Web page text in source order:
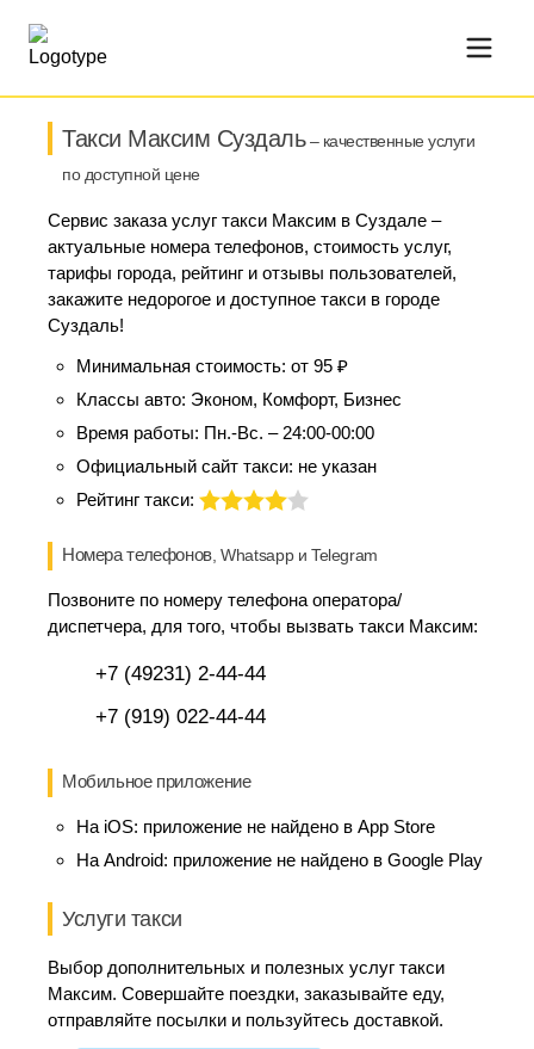
Такси Максим Суздаль– качественные услуги
по доступной цене
Сервис заказа услуг такси Максим в Суздале –
актуальные номера телефонов, стоимость услуг,
тарифы города, рейтинг и отзывы пользователей,
закажите недорогое и доступное такси в городе
Суздаль!
Минимальная стоимость: от 95 ₽
Классы авто: Эконом, Комфорт, Бизнес
Время работы: Пн.-Вс. – 24:00-00:00
Официальный сайт такси: не указан
Рейтинг такси:
Номера телефонов, Whatsapp и Telegram
Позвоните по номеру телефона оператора/
диспетчера, для того, чтобы вызвать такси Максим:
+7 (49231) 2-44-44
+7 (919) 022-44-44
Мобильное приложение
На iOS: приложение не найдено в App Store
На Android: приложение не найдено в Google Play
Услуги такси
Выбор дополнительных и полезных услуг такси
Максим. Совершайте поездки, заказывайте еду,
отправляйте посылки и пользуйтесь доставкой.